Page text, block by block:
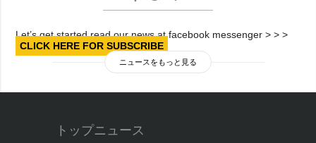
Let’s get started read our news at facebook messenger > > >
CLICK HERE FOR SUBSCRIBE
ニュースをもっと見る
トップニュース